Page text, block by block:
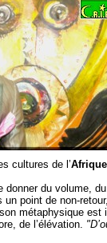
cultures de l’
donner du volume,
un point de non-
métaphysique est
de l’élévation.